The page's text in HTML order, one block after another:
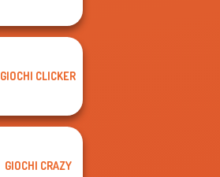
GIOCHI CLICKER
GIOCHI CRAZY